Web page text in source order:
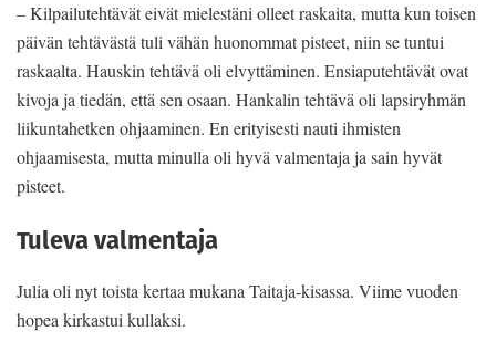
– Kilpailutehtävät eivät mielestäni olleet raskaita, mutta kun toisen
päivän tehtävästä tuli vähän huonommat pisteet, niin se tuntui
raskaalta. Hauskin tehtävä oli elvyttäminen. Ensiaputehtävät ovat
kivoja ja tiedän, että sen osaan. Hankalin tehtävä oli lapsiryhmän
liikuntahetken ohjaaminen. En erityisesti nauti ihmisten
ohjaamisesta, mutta minulla oli hyvä valmentaja ja sain hyvät
pisteet.
Tuleva valmentaja
Julia oli nyt toista kertaa mukana Taitaja-kisassa. Viime vuoden
hopea kirkastui kullaksi.